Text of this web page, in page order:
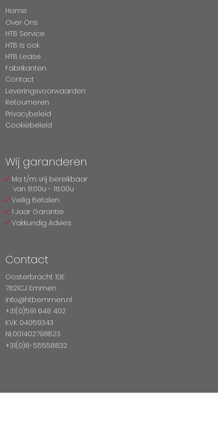
Home
Over Ons
HTB Service
HTB Is ook
HTB Lease
Fabrikanten
Contact
Leveringsvoorwaarden
Retourneren
Privacybeleid
Cookiebeleid
Wij garanderen
Ma t/m vrij bereikbaar
van 8:00u - 18:00u
Veilig Betalen
1 Jaar Garantie
Vakkundig Advies
Contact
Oosterbracht 10E
7821CJ Emmen
info@htbemmen.nl
+31(0)591 648 402
KVK 04059343
NL001402798B23
+31(0)6-55558832